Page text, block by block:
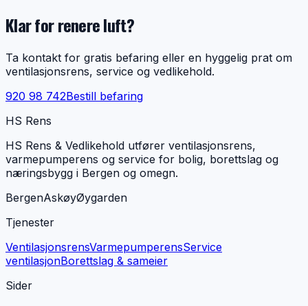
Klar for renere luft?
Ta kontakt for gratis befaring eller en hyggelig prat om
ventilasjonsrens, service og vedlikehold.
920 98 742Bestill befaring
HS Rens
HS Rens & Vedlikehold utfører ventilasjonsrens,
varmepumperens og service for bolig, borettslag og
næringsbygg i Bergen og omegn.
BergenAskøyØygarden
Tjenester
VentilasjonsrensVarmepumperensService
ventilasjonBorettslag & sameier
Sider